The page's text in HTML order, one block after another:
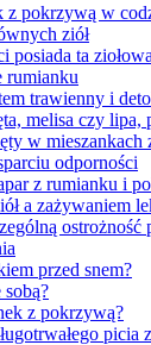
z pokrzywą w
ziół
posiada ta
rumianku
trawienny i
melisa czy lipa,
w mieszankach
odporności
z rumianku i
a zażywaniem
ostrożność
przed snem?
z pokrzywą?
picia